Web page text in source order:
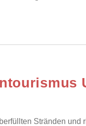
Stränden und